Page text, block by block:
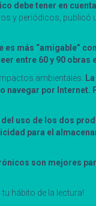
debe tener en
y periódicos,
es más “amigable”
entre 60 y 90
ambientales.
por
uso de los dos
para el
son mejores
hábito de la lectura!